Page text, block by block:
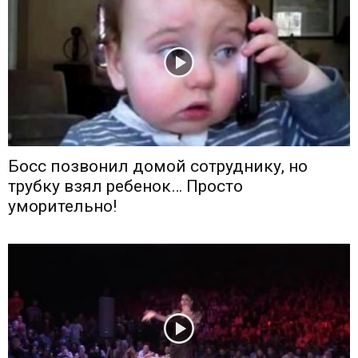
Босс позвонил домой сотруднику, но
трубку взял ребенок… Просто
уморительно!